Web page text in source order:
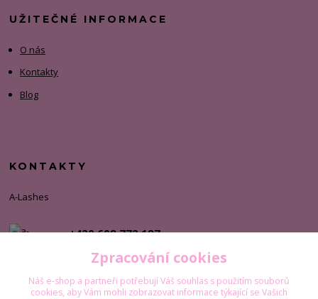
UŽITEČNÉ INFORMACE
O nás
Kontakty
Blog
KONTAKTY
A-Lashes
+420 608 772 187
a-lashes@seznam.cz
Zpracování cookies
Náš e-shop a partneři potřebují Váš souhlas s použitím souborů
cookies, aby Vám mohli zobrazovat informace týkající se Vašich